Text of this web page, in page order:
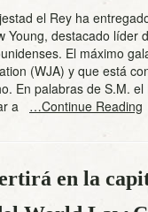
el Rey ha
Young, destacado líder
El máximo
(WJA) y que está
En palabras de S.M.
a …Continue Reading
en la